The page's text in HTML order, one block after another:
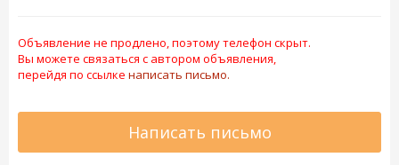
Объявление не продлено, поэтому телефон скрыт.
Вы можете связаться с автором объявления,
перейдя по ссылке написать письмо.
Написать письмо